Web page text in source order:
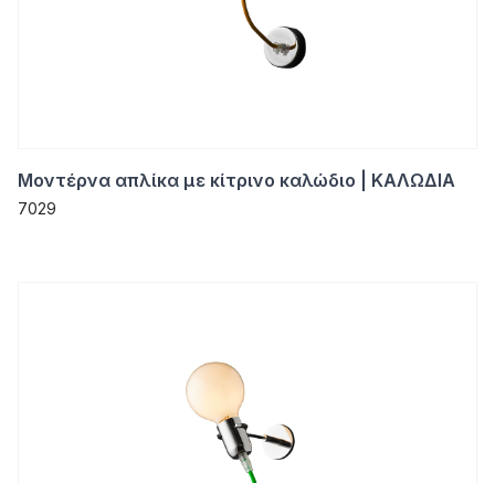
Μοντέρνα απλίκα με κίτρινο καλώδιο | ΚΑΛΩΔΙΑ
7029